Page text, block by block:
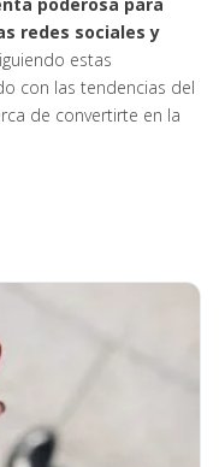
redes sociales y
estas
con las tendencias del
de convertirte en la